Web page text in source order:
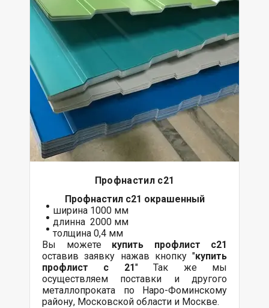
Профнастил с21
Профнастил с21 окрашенный
ширина 1000 мм
длинна 2000 мм
толщина 0,4 мм
Вы можетекупить профлист с21
оставив заявку нажав кнопку "купить
профлист с 21" Так же мы
осуществляем поставки и другого
металлопроката по Наро-Фоминскому
району, Московской области и Москве.